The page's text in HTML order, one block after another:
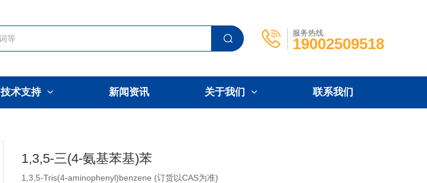
服务热线
19002509518
技术支持 新闻资讯 关于我们 联系我们
1,3,5-三(4-氨基苯基)苯
1,3,5-Tris(4-aminophenyl)benzene (订货以CAS为准)